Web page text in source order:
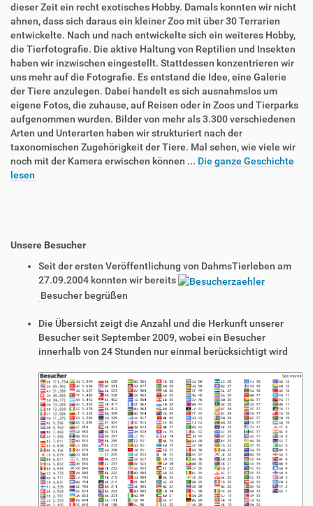
dieser Zeit ein recht exotisches Hobby. Damals konnten wir nicht
ahnen, dass sich daraus ein kleiner Zoo mit über 30 Terrarien
entwickelte. Nach und nach entwickelte sich ein weiteres Hobby,
die Tierfotografie. Die aktive Haltung von Reptilien und Insekten
haben wir inzwischen eingestellt. Stattdessen konzentrieren wir
uns mehr auf die Fotografie. Es entstand die Idee, eine Galerie
der Tiere anzulegen. Dabei handelt es sich ausnahmslos um
eigene Fotos, die zuhause, auf Reisen oder in Zoos und Tierparks
aufgenommen wurden. Bilder von mehr als 3.300 verschiedenen
Arten und Unterarten haben wir strukturiert nach der
taxonomischen Zugehörigkeit der Tiere. Mal sehen, wie viele wir
noch mit der Kamera erwischen können ... Die ganze Geschichte
lesen
Unsere Besucher
Seit der ersten Veröffentlichung von DahmsTierleben am
27.09.2004 konnten wir bereits
Besucher begrüßen
Die Übersicht zeigt die Anzahl und die Herkunft unserer
Besucher seit September 2009, wobei ein Besucher
innerhalb von 24 Stunden nur einmal berücksichtigt wird